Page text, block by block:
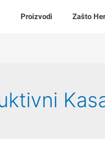
Proizvodi Zašto